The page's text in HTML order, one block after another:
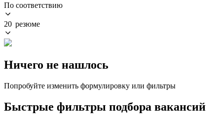
По соответствию
20 резюме
Ничего не нашлось
Попробуйте изменить формулировку или фильтры
Быстрые фильтры подбора вакансий